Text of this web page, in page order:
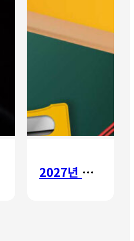
2027년 갈보리 어학원 유치부 신입생 모집